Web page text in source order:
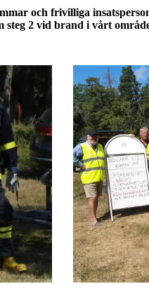
och frivilliga
steg 2 vid brand i vårt